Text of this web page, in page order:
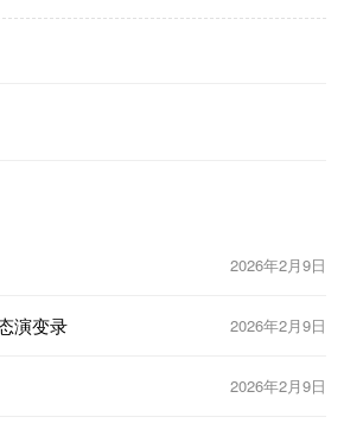
2026年2月9日
演变录 2026年2月9日
2026年2月9日